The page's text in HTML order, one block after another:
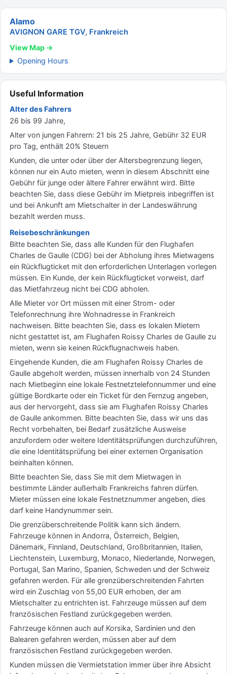
Alamo
AVIGNON GARE TGV, Frankreich
View Map →
Opening Hours
Useful Information
Alter des Fahrers
26 bis 99 Jahre,
Alter von jungen Fahrern: 21 bis 25 Jahre, Gebühr 32 EUR
pro Tag, enthält 20% Steuern
Kunden, die unter oder über der Altersbegrenzung liegen,
können nur ein Auto mieten, wenn in diesem Abschnitt eine
Gebühr für junge oder ältere Fahrer erwähnt wird. Bitte
beachten Sie, dass diese Gebühr im Mietpreis inbegriffen ist
und bei Ankunft am Mietschalter in der Landeswährung
bezahlt werden muss.
Reisebeschränkungen
Bitte beachten Sie, dass alle Kunden für den Flughafen
Charles de Gaulle (CDG) bei der Abholung ihres Mietwagens
ein Rückflugticket mit den erforderlichen Unterlagen vorlegen
müssen. Ein Kunde, der kein Rückflugticket vorweist, darf
das Mietfahrzeug nicht bei CDG abholen.
Alle Mieter vor Ort müssen mit einer Strom- oder
Telefonrechnung ihre Wohnadresse in Frankreich
nachweisen. Bitte beachten Sie, dass es lokalen Mietern
nicht gestattet ist, am Flughafen Roissy Charles de Gaulle zu
mieten, wenn sie keinen Rückflugnachweis haben.
Eingehende Kunden, die am Flughafen Roissy Charles de
Gaulle abgeholt werden, müssen innerhalb von 24 Stunden
nach Mietbeginn eine lokale Festnetztelefonnummer und eine
gültige Bordkarte oder ein Ticket für den Fernzug angeben,
aus der hervorgeht, dass sie am Flughafen Roissy Charles
de Gaulle ankommen. Bitte beachten Sie, dass wir uns das
Recht vorbehalten, bei Bedarf zusätzliche Ausweise
anzufordern oder weitere Identitätsprüfungen durchzuführen,
die eine Identitätsprüfung bei einer externen Organisation
beinhalten können.
Bitte beachten Sie, dass Sie mit dem Mietwagen in
bestimmte Länder außerhalb Frankreichs fahren dürfen.
Mieter müssen eine lokale Festnetznummer angeben, dies
darf keine Handynummer sein.
Die grenzüberschreitende Politik kann sich ändern.
Fahrzeuge können in Andorra, Österreich, Belgien,
Dänemark, Finnland, Deutschland, Großbritannien, Italien,
Liechtenstein, Luxemburg, Monaco, Niederlande, Norwegen,
Portugal, San Marino, Spanien, Schweden und der Schweiz
gefahren werden. Für alle grenzüberschreitenden Fahrten
wird ein Zuschlag von 55,00 EUR erhoben, der am
Mietschalter zu entrichten ist. Fahrzeuge müssen auf dem
französischen Festland zurückgegeben werden.
Fahrzeuge können auch auf Korsika, Sardinien und den
Balearen gefahren werden, müssen aber auf dem
französischen Festland zurückgegeben werden.
Kunden müssen die Vermietstation immer über ihre Absicht